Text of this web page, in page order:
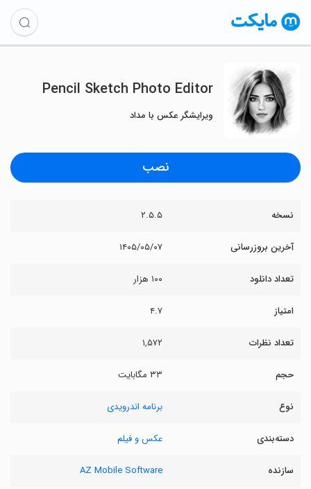
Pencil Sketch Photo Editor
ویرایشگر عکس با مداد
نصب
نسخه ۲.۵.۵
آخرین بروزرسانی ۱۴۰۵/۰۵/۰۷
تعداد دانلود ۱۰۰ هزار
امتیاز ۴.۷
تعداد نظرات ۱,۵۷۲
حجم ۳۳ مگابایت
نوع برنامه اندرویدی
دسته‌بندی عکس و فیلم
سازنده AZ Mobile Software